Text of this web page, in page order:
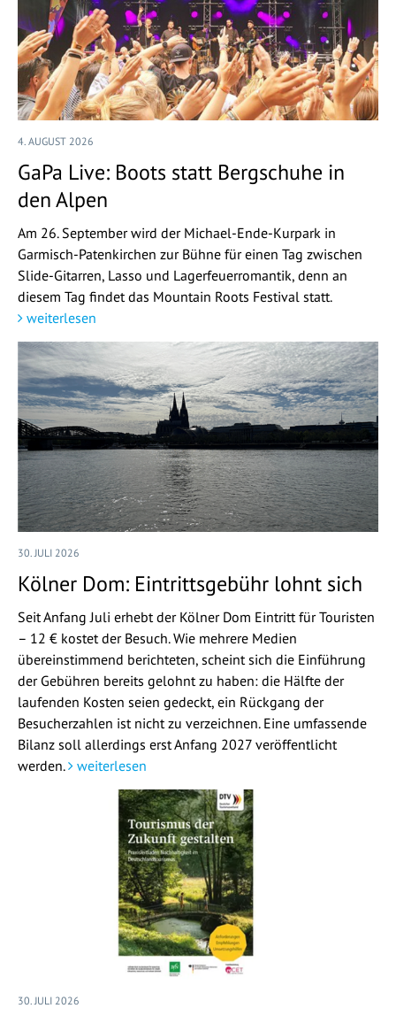
4. AUGUST 2026
GaPa Live: Boots statt Bergschuhe in
den Alpen
Am 26. September wird der Michael-Ende-Kurpark in
Garmisch-Patenkirchen zur Bühne für einen Tag zwischen
Slide-Gitarren, Lasso und Lagerfeuerromantik, denn an
diesem Tag findet das Mountain Roots Festival statt.
weiterlesen
30. JULI 2026
Kölner Dom: Eintrittsgebühr lohnt sich
Seit Anfang Juli erhebt der Kölner Dom Eintritt für Touristen
– 12 € kostet der Besuch. Wie mehrere Medien
übereinstimmend berichteten, scheint sich die Einführung
der Gebühren bereits gelohnt zu haben: die Hälfte der
laufenden Kosten seien gedeckt, ein Rückgang der
Besucherzahlen ist nicht zu verzeichnen. Eine umfassende
Bilanz soll allerdings erst Anfang 2027 veröffentlicht
werden.
weiterlesen
30. JULI 2026